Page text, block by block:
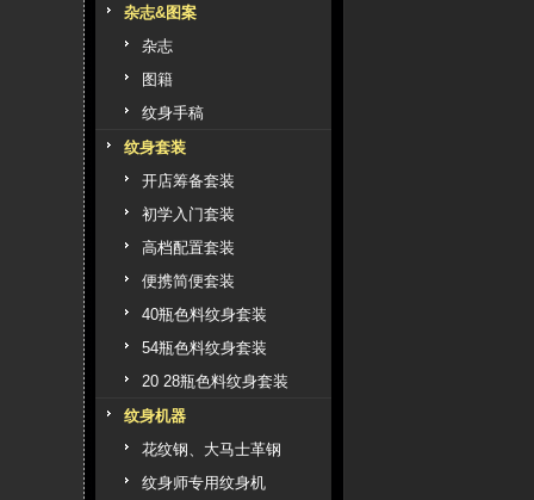
杂志&图案
杂志
图籍
纹身手稿
纹身套装
开店筹备套装
初学入门套装
高档配置套装
便携简便套装
40瓶色料纹身套装
54瓶色料纹身套装
20 28瓶色料纹身套装
纹身机器
花纹钢、大马士革钢
纹身师专用纹身机